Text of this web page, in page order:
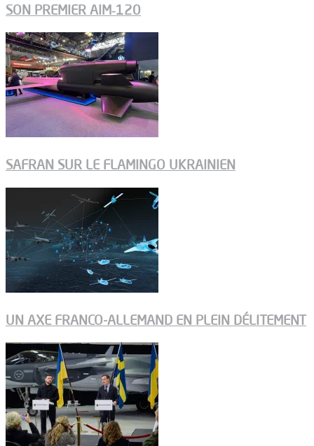
SON PREMIER AIM‑120
SAFRAN SUR LE FLAMINGO UKRAINIEN
UN AXE FRANCO-ALLEMAND EN PLEIN DÉLITEMENT